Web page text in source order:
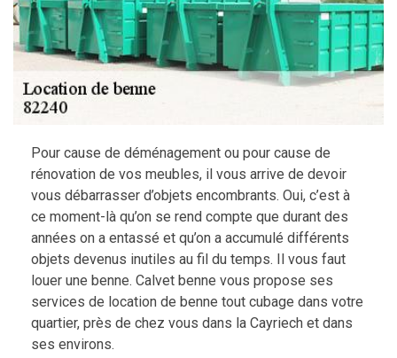
Pour cause de déménagement ou pour cause de
rénovation de vos meubles, il vous arrive de devoir
vous débarrasser d’objets encombrants. Oui, c’est à
ce moment-là qu’on se rend compte que durant des
années on a entassé et qu’on a accumulé différents
objets devenus inutiles au fil du temps. Il vous faut
louer une benne. Calvet benne vous propose ses
services de location de benne tout cubage dans votre
quartier, près de chez vous dans la Cayriech et dans
ses environs.